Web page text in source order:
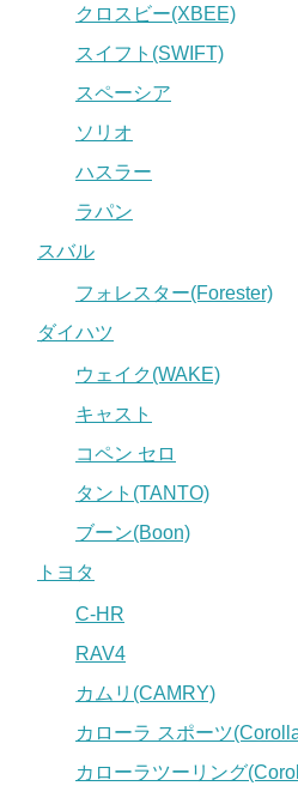
クロスビー(XBEE)
スイフト(SWIFT)
スペーシア
ソリオ
ハスラー
ラパン
スバル
フォレスター(Forester)
ダイハツ
ウェイク(WAKE)
キャスト
コペン セロ
タント(TANTO)
ブーン(Boon)
トヨタ
C-HR
RAV4
カムリ(CAMRY)
カローラ スポーツ
カローラツーリング